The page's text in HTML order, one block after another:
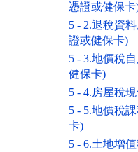
憑證或健保卡
5 - 2.退稅資
證或健保卡)
5 - 3.地價稅
健保卡)
5 - 4.房屋稅
5 - 5.地價稅
卡)
5 - 6.土地增